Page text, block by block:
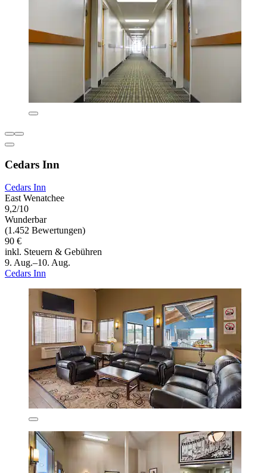
Cedars Inn
Cedars Inn
East Wenatchee
9,2/10
Wunderbar
(1.452 Bewertungen)
90 €
inkl. Steuern & Gebühren
9. Aug.–10. Aug.
Cedars Inn